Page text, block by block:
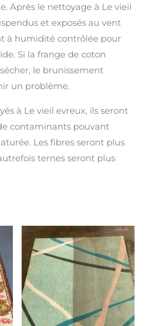
Après le nettoyage à Le vieil
et exposés au vent
à humidité contrôlée pour
Si la frange de coton
le brunissement
un problème.
à Le vieil evreux, ils seront
contaminants pouvant
Les fibres seront plus
ternes seront plus